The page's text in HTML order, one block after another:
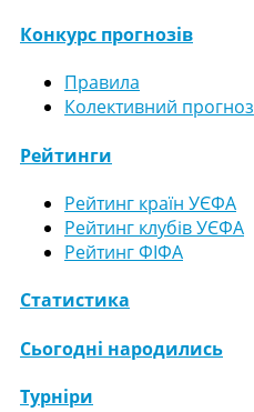
Конкурс прогнозів
Правила
Колективний прогноз
Рейтинги
Рейтинг країн УЄФА
Рейтинг клубів УЄФА
Рейтинг ФІФА
Статистика
Сьогодні народились
Турніри